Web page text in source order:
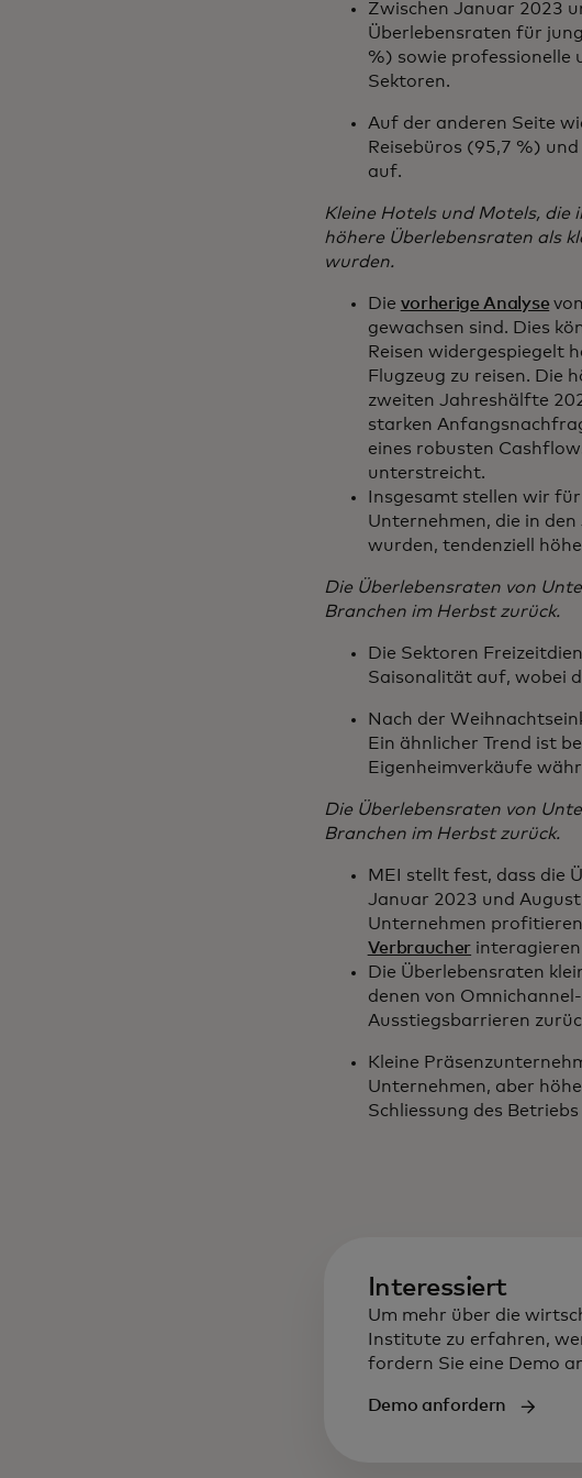
Zwischen Januar 2023
Überlebensraten für
%) sowie professionelle
Sektoren.
Auf der anderen Seite
Reisebüros (95,7 %)
auf.
Kleine Hotels und Motels,
höhere Überlebensraten als
wurden.
Die vorherige Analyse
gewachsen sind. Dies
Reisen widergespiegelt
Flugzeug zu reisen. Die
zweiten Jahreshälfte
starken
eines robusten
unterstreicht.
Insgesamt stellen wir
Unternehmen, die in
wurden, tendenziell
Die Überlebensraten von
Branchen im Herbst zurück.
Die Sektoren
Saisonalität auf, wobei
Nach der
Ein ähnlicher Trend ist
Eigenheimverkäufe
Die Überlebensraten von
Branchen im Herbst zurück.
MEI stellt fest, dass die
Januar 2023 und
Unternehmen
Verbraucher
Die Überlebensraten
denen von
Ausstiegsbarrieren
Kleine
Unternehmen, aber
Schliessung des
Interessiert
Um mehr über die
Institute zu erfahren,
fordern Sie eine Demo
Demo anfordern